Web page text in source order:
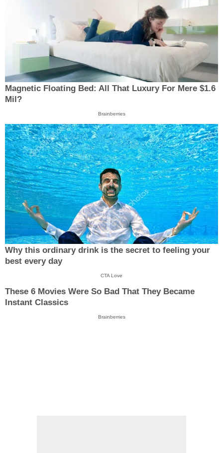
Magnetic Floating Bed: All That Luxury For Mere $1.6
Mil?
Brainberries
Why this ordinary drink is the secret to feeling your
best every day
CTA Love
These 6 Movies Were So Bad That They Became
Instant Classics
Brainberries